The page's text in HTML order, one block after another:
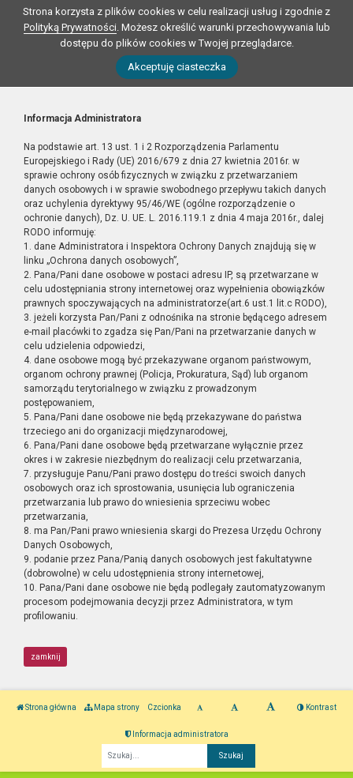
Strona korzysta z plików cookies w celu realizacji usług i zgodnie z
Polityką Prywatności. Możesz określić warunki przechowywania lub
dostępu do plików cookies w Twojej przeglądarce.
Akceptuję ciasteczka
Informacja Administratora
Na podstawie art. 13 ust. 1 i 2 Rozporządzenia Parlamentu
Europejskiego i Rady (UE) 2016/679 z dnia 27 kwietnia 2016r. w
sprawie ochrony osób fizycznych w związku z przetwarzaniem
danych osobowych i w sprawie swobodnego przepływu takich danych
oraz uchylenia dyrektywy 95/46/WE (ogólne rozporządzenie o
ochronie danych), Dz. U. UE. L. 2016.119.1 z dnia 4 maja 2016r., dalej
RODO informuję:
1. dane Administratora i Inspektora Ochrony Danych znajdują się w
linku „Ochrona danych osobowych”,
2. Pana/Pani dane osobowe w postaci adresu IP, są przetwarzane w
celu udostępniania strony internetowej oraz wypełnienia obowiązków
prawnych spoczywających na administratorze(art.6 ust.1 lit.c RODO),
3. jeżeli korzysta Pan/Pani z odnośnika na stronie będącego adresem
e-mail placówki to zgadza się Pan/Pani na przetwarzanie danych w
celu udzielenia odpowiedzi,
4. dane osobowe mogą być przekazywane organom państwowym,
organom ochrony prawnej (Policja, Prokuratura, Sąd) lub organom
samorządu terytorialnego w związku z prowadzonym
postępowaniem,
5. Pana/Pani dane osobowe nie będą przekazywane do państwa
trzeciego ani do organizacji międzynarodowej,
6. Pana/Pani dane osobowe będą przetwarzane wyłącznie przez
okres i w zakresie niezbędnym do realizacji celu przetwarzania,
7. przysługuje Panu/Pani prawo dostępu do treści swoich danych
osobowych oraz ich sprostowania, usunięcia lub ograniczenia
przetwarzania lub prawo do wniesienia sprzeciwu wobec
przetwarzania,
8. ma Pan/Pani prawo wniesienia skargi do Prezesa Urzędu Ochrony
Danych Osobowych,
9. podanie przez Pana/Panią danych osobowych jest fakultatywne
(dobrowolne) w celu udostępnienia strony internetowej,
10. Pana/Pani dane osobowe nie będą podlegały zautomatyzowanym
procesom podejmowania decyzji przez Administratora, w tym
profilowaniu.
zamknij
Strona główna Mapa strony Czcionka Kontrast
Informacja administratora